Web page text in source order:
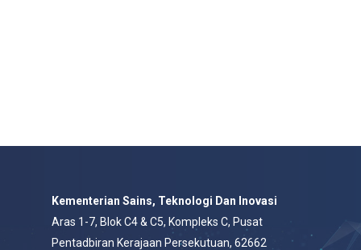
Kementerian Sains, Teknologi Dan Inovasi
Aras 1-7, Blok C4 & C5, Kompleks C, Pusat
Pentadbiran Kerajaan Persekutuan, 62662